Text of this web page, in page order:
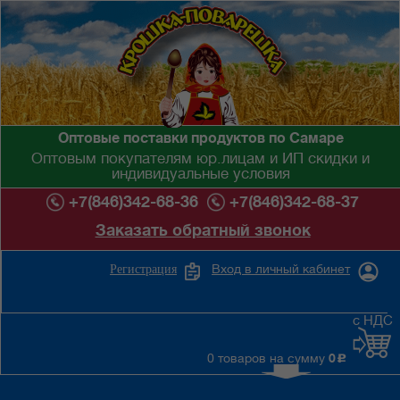
Оптовые поставки продуктов по Самаре
Оптовым покупателям юр.лицам и ИП скидки и
индивидуальные условия
+7(846)342-68-36
+7(846)342-68-37
Заказать обратный звонок
Вход в личный кабинет
Регистрация
0 товаров на сумму 0 c
с НДС